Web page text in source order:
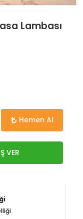
Lambası
Hemen Al
VER